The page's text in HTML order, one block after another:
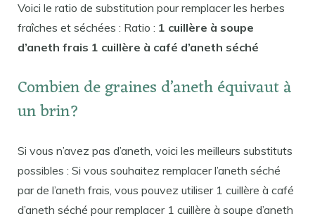
Voici le ratio de substitution pour remplacer les herbes
fraîches et séchées : Ratio : 1 cuillère à soupe
d’aneth frais 1 cuillère à café d’aneth séché
Combien de graines d’aneth équivaut à
un brin?
Si vous n’avez pas d’aneth, voici les meilleurs substituts
possibles : Si vous souhaitez remplacer l’aneth séché
par de l’aneth frais, vous pouvez utiliser 1 cuillère à café
d’aneth séché pour remplacer 1 cuillère à soupe d’aneth